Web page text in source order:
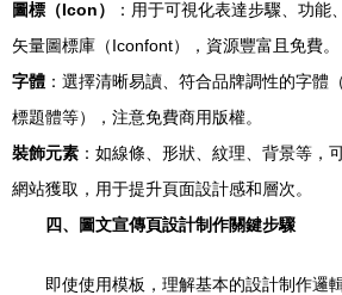
圖標（Icon）
：用于可視化表達步驟、功能
矢量圖標庫（Iconfont），資源豐富且免費。
字體 ：選擇清晰易讀、符合品牌調性的字體
標題體等），注意免費商用版權。
裝飾元素 ：如線條、形狀、紋理、背景等，
網站獲取，用于提升頁面設計感和層次。
四、圖文宣傳頁設計制作關鍵步驟
即使使用模板，理解基本的設計制作邏